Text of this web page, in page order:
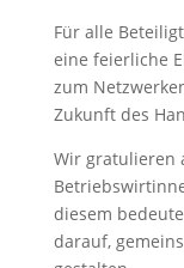
Für alle
eine feierliche
zum
Zukunft des
Wir gratulieren
diesem
darauf,